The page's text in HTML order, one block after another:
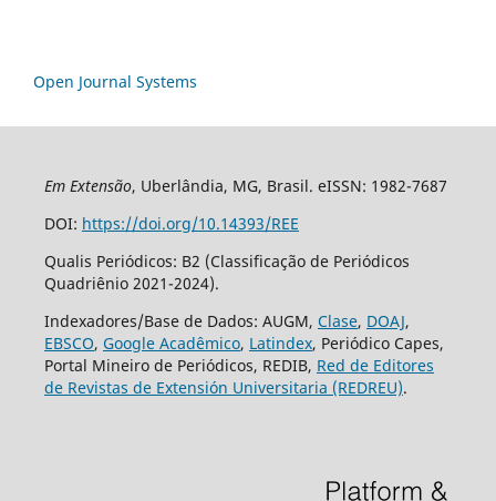
Open Journal Systems
Em Extensão, Uberlândia, MG, Brasil. eISSN: 1982-7687
DOI: https://doi.org/10.14393/REE
Qualis Periódicos: B2 (Classificação de Periódicos
Quadriênio 2021-2024).
Indexadores/Base de Dados: AUGM, Clase, DOAJ,
EBSCO, Google Acadêmico, Latindex, Periódico Capes,
Portal Mineiro de Periódicos, REDIB, Red de Editores
de Revistas de Extensión Universitaria (REDREU).